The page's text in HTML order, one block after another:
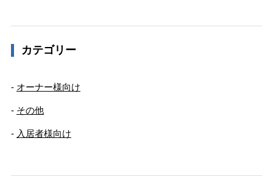
カテゴリー
オーナー様向け
その他
入居者様向け